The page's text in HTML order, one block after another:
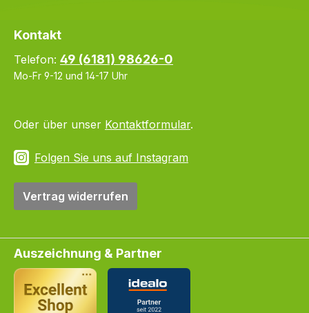
Kontakt
Telefon: 49 (6181) 98626-0
Mo-Fr 9-12 und 14-17 Uhr
Oder über unser Kontaktformular.
Folgen Sie uns auf Instagram
Vertrag widerrufen
Auszeichnung & Partner